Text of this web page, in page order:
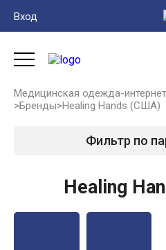
Вход
Медицинская одежда-
>Бренды>Healing Hands (США)
Фильтр по
Healing